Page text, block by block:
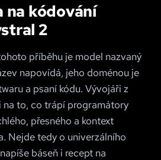
na kódování
2
příběhu je model nazvaný
napovídá, jeho doménou je
a psaní kódu. Vývojáři z
na to, co trápí programátory
přesného a kontext
Nejde tedy o univerzálního
báseň i recept na